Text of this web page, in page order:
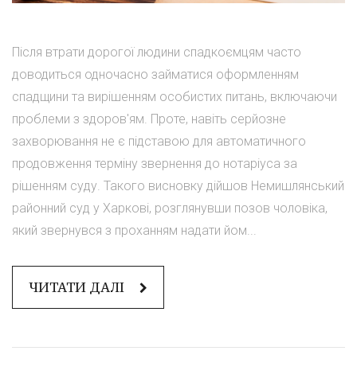
Після втрати дорогої людини спадкоємцям часто
доводиться одночасно займатися оформленням
спадщини та вирішенням особистих питань, включаючи
проблеми з здоров'ям. Проте, навіть серйозне
захворювання не є підставою для автоматичного
продовження терміну звернення до нотаріуса за
рішенням суду. Такого висновку дійшов Немишлянський
районний суд у Харкові, розглянувши позов чоловіка,
який звернувся з проханням надати йом...
ЧИТАТИ ДАЛІ